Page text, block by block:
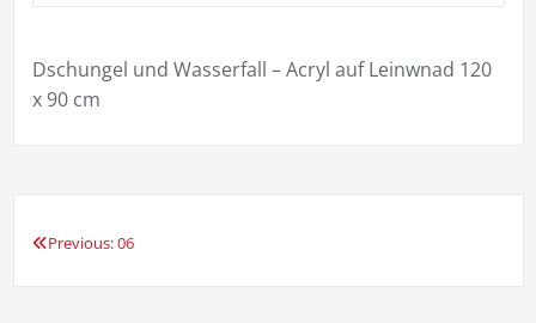
Dschungel und Wasserfall – Acryl auf Leinwnad 120
x 90 cm
Beitragsnavigation
Previous:06